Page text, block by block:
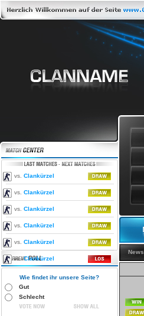
vs. Clankürzel
vs. Clankürzel
vs. Clankürzel
vs. Clankürzel
vs. Clankürzel
vs.Clankürzel
Wie findet ihr unsere Seite?
Gut
Schlecht
News